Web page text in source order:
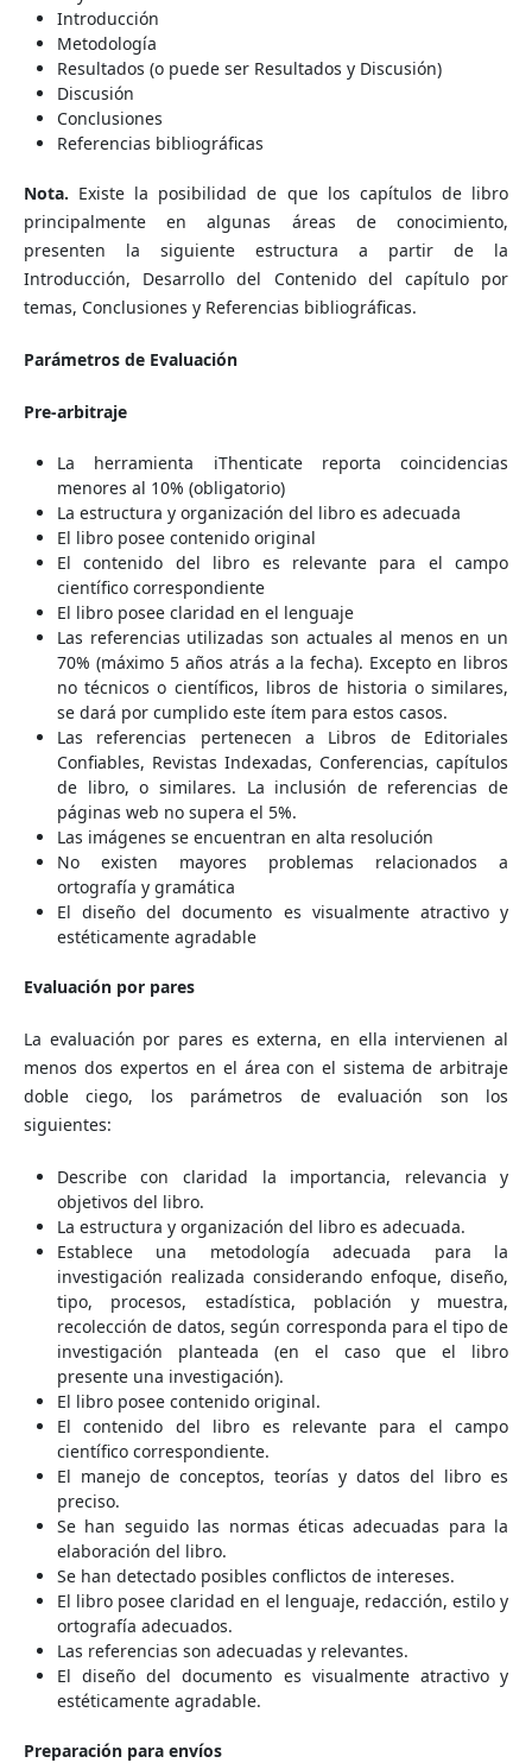
Introducción
Metodología
Resultados (o puede ser Resultados y Discusión)
Discusión
Conclusiones
Referencias bibliográficas
Nota. Existe la posibilidad de que los capítulos de libro
principalmente en algunas áreas de conocimiento,
presenten la siguiente estructura a partir de la
Introducción, Desarrollo del Contenido del capítulo por
temas, Conclusiones y Referencias bibliográficas.
Parámetros de Evaluación
Pre-arbitraje
La herramienta iThenticate reporta coincidencias
menores al 10% (obligatorio)
La estructura y organización del libro es adecuada
El libro posee contenido original
El contenido del libro es relevante para el campo
científico correspondiente
El libro posee claridad en el lenguaje
Las referencias utilizadas son actuales al menos en un
70% (máximo 5 años atrás a la fecha). Excepto en libros
no técnicos o científicos, libros de historia o similares,
se dará por cumplido este ítem para estos casos.
Las referencias pertenecen a Libros de Editoriales
Confiables, Revistas Indexadas, Conferencias, capítulos
de libro, o similares. La inclusión de referencias de
páginas web no supera el 5%.
Las imágenes se encuentran en alta resolución
No existen mayores problemas relacionados a
ortografía y gramática
El diseño del documento es visualmente atractivo y
estéticamente agradable
Evaluación por pares
La evaluación por pares es externa, en ella intervienen al
menos dos expertos en el área con el sistema de arbitraje
doble ciego, los parámetros de evaluación son los
siguientes:
Describe con claridad la importancia, relevancia y
objetivos del libro.
La estructura y organización del libro es adecuada.
Establece una metodología adecuada para la
investigación realizada considerando enfoque, diseño,
tipo, procesos, estadística, población y muestra,
recolección de datos, según corresponda para el tipo de
investigación planteada (en el caso que el libro
presente una investigación).
El libro posee contenido original.
El contenido del libro es relevante para el campo
científico correspondiente.
El manejo de conceptos, teorías y datos del libro es
preciso.
Se han seguido las normas éticas adecuadas para la
elaboración del libro.
Se han detectado posibles conflictos de intereses.
El libro posee claridad en el lenguaje, redacción, estilo y
ortografía adecuados.
Las referencias son adecuadas y relevantes.
El diseño del documento es visualmente atractivo y
estéticamente agradable.
Preparación para envíos